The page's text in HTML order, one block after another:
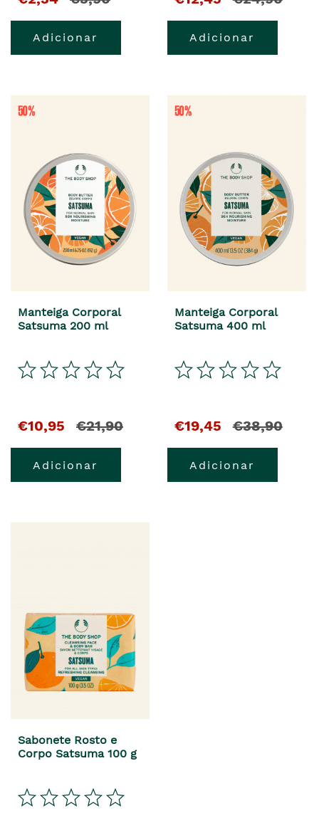
Adicionar Adicionar
Manteiga Corporal
Satsuma 200 ml
€10,95 €21,90
Adicionar
Manteiga Corporal
Satsuma 400 ml
€19,45 €38,90
Adicionar
Sabonete Rosto e
Corpo Satsuma 100 g